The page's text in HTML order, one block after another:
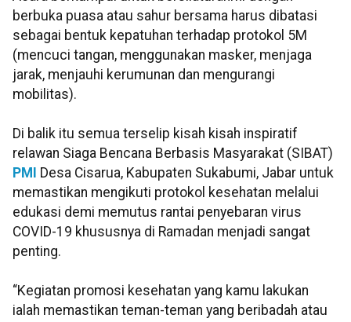
berbuka puasa atau sahur bersama harus dibatasi
sebagai bentuk kepatuhan terhadap protokol 5M
(mencuci tangan, menggunakan masker, menjaga
jarak, menjauhi kerumunan dan mengurangi
mobilitas).
Di balik itu semua terselip kisah kisah inspiratif
relawan Siaga Bencana Berbasis Masyarakat (SIBAT)
PMI
Desa Cisarua, Kabupaten Sukabumi, Jabar untuk
memastikan mengikuti protokol kesehatan melalui
edukasi demi memutus rantai penyebaran virus
COVID-19 khususnya di Ramadan menjadi sangat
penting.
“Kegiatan promosi kesehatan yang kamu lakukan
ialah memastikan teman-teman yang beribadah atau